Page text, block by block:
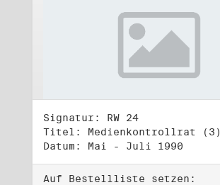
Signatur: RW 24
Titel: Medienkontrollrat (3)
Datum: Mai - Juli 1990
Auf Bestellliste setzen: